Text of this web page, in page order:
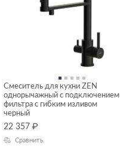
Смеситель для кухни ZEN
однорычажный с подключением
фильтра с гибким изливом
черный
22 357 ₽
Сравнить